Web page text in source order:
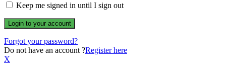
Keep me signed in until I sign out
Forgot your password?
Do not have an account ?Register here
X